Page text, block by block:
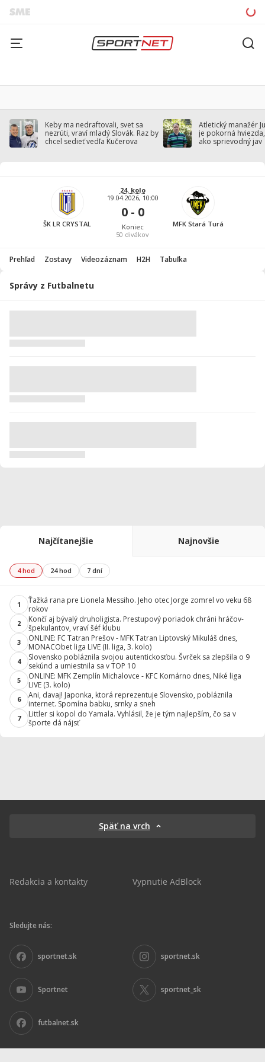
Keby ma nedraftovali, svet sa
nezrúti, vraví mladý Slovák. Raz by
chcel sedieť vedľa Kučerova
Atletický manažér
je pokorná
ako sprievodný jav
ŠK LR CRYSTAL
24. kolo
19.04.2026, 10:00
0 - 0
Koniec
50 divákov
MFK Stará Turá
Prehľad Zostavy Videozáznam H2H Tabuľka
Správy z Futbalnetu
Najčítanejšie Najnovšie
4 hod 24 hod 7 dní
1
Ťažká rana pre Lionela Messiho. Jeho otec Jorge zomrel vo veku 68
rokov
2
Končí aj bývalý druholigista. Prestupový poriadok chráni hráčov-
špekulantov, vraví šéf klubu
3
ONLINE: FC Tatran Prešov - MFK Tatran Liptovský Mikuláš dnes,
MONACObet liga LIVE (II. liga, 3. kolo)
4
Slovensko pobláznila svojou autentickosťou. Švrček sa zlepšila o 9
sekúnd a umiestnila sa v TOP 10
5
ONLINE: MFK Zemplín Michalovce - KFC Komárno dnes, Niké liga
LIVE (3. kolo)
6
Ani, davaj! Japonka, ktorá reprezentuje Slovensko, pobláznila
internet. Spomína babku, srnky a sneh
7
Littler si kopol do Yamala. Vyhlásil, že je tým najlepším, čo sa v
športe dá nájsť
Späť na vrch
Redakcia a kontakty Vypnutie AdBlock
Sledujte nás:
sportnet.sk sportnet.sk
Sportnet sportnet_sk
futbalnet.sk